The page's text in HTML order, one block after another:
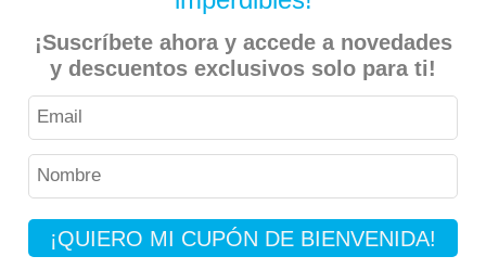
¡Suscríbete ahora y accede a novedades
y descuentos exclusivos solo para ti!
¡QUIERO MI CUPÓN DE BIENVENIDA!
Inicio Kiosko Dulce y Salado Alfajores y Conitos
Cachafaz – Alfajor de Arroz Bañado en Chocolate – 18
Unidades